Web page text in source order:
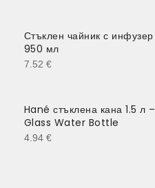
Стъклен чайник с инфузер
950 мл
7.52 €
Hané стъклена кана 1.5 л –
Glass Water Bottle
4.94 €